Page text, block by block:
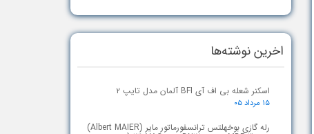
اسکنر شعله بی اف آی BFI آلمان مدل تایپ ۲
۱۵ مرداد ۰۵
رله گازی بوخهلتس ترانسفورماتور مایر (Albert MAIER)
اخرین نوشته‌ها